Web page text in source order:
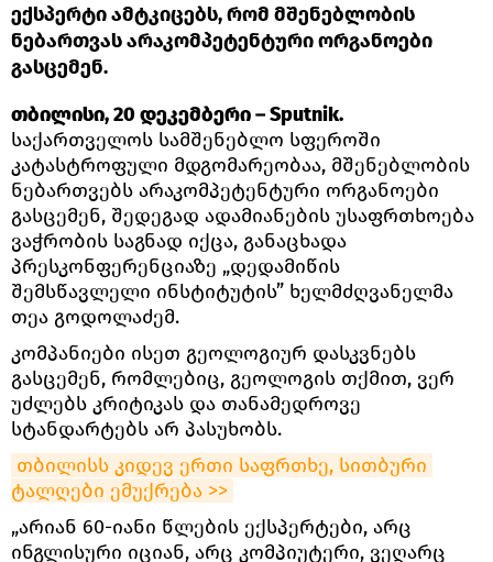
ექსპერტი ამტკიცებს, რომ მშენებლობის
ნებართვას არაკომპეტენტური ორგანოები
გასცემენ.
თბილისი, 20 დეკემბერი – Sputnik.
საქართველოს სამშენებლო სფეროში
კატასტროფული მდგომარეობაა, მშენებლობის
ნებართვებს არაკომპეტენტური ორგანოები
გასცემენ, შედეგად ადამიანების უსაფრთხოება
ვაჭრობის საგნად იქცა, განაცხადა
პრესკონფერენციაზე „დედამიწის
შემსწავლელი ინსტიტუტის” ხელმძღვანელმა
თეა გოდოლაძემ.
კომპანიები ისეთ გეოლოგიურ დასკვნებს
გასცემენ, რომლებიც, გეოლოგის თქმით, ვერ
უძლებს კრიტიკას და თანამედროვე
სტანდარტებს არ პასუხობს.
თბილისს კიდევ ერთი საფრთხე, სითბური
ტალღები ემუქრება >>
„არიან 60-იანი წლების ექსპერტები, არც
ინგლისური იციან, არც კომპიუტერი, ვეღარც